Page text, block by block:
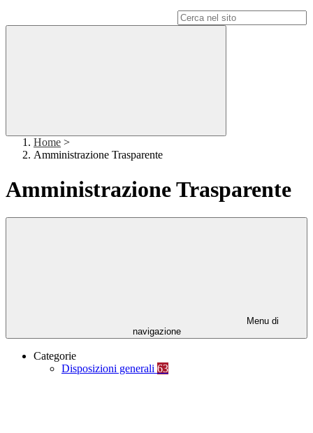
Home >
Amministrazione Trasparente
Amministrazione Trasparente
Menu di
navigazione
Categorie
Disposizioni generali 63